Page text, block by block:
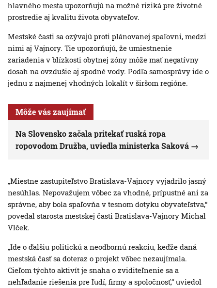
hlavného mesta upozorňujú na možné riziká pre životné
prostredie aj kvalitu života obyvateľov.
Mestské časti sa ozývajú proti plánovanej spaľovni, medzi
nimi aj Vajnory. Tie upozorňujú, že umiestnenie
zariadenia v blízkosti obytnej zóny môže mať negatívny
dosah na ovzdušie aj spodné vody. Podľa samosprávy ide o
jednu z najmenej vhodných lokalít v širšom regióne.
Môže vás zaujímať
Na Slovensko začala pritekať ruská ropa
ropovodom Družba, uviedla ministerka Saková
„Miestne zastupiteľstvo Bratislava-Vajnory vyjadrilo jasný
nesúhlas. Nepovažujem vôbec za vhodné, prípustné ani za
správne, aby bola spaľovňa v tesnom dotyku obyvateľstva,“
povedal starosta mestskej časti Bratislava-Vajnory Michal
Vlček.
„Ide o ďalšiu politickú a neodbornú reakciu, keďže daná
mestská časť sa doteraz o projekt vôbec nezaujímala.
Cieľom týchto aktivít je snaha o zviditeľnenie sa a
nehľadanie riešenia pre ľudí, firmy a spoločnosť,“ uviedol